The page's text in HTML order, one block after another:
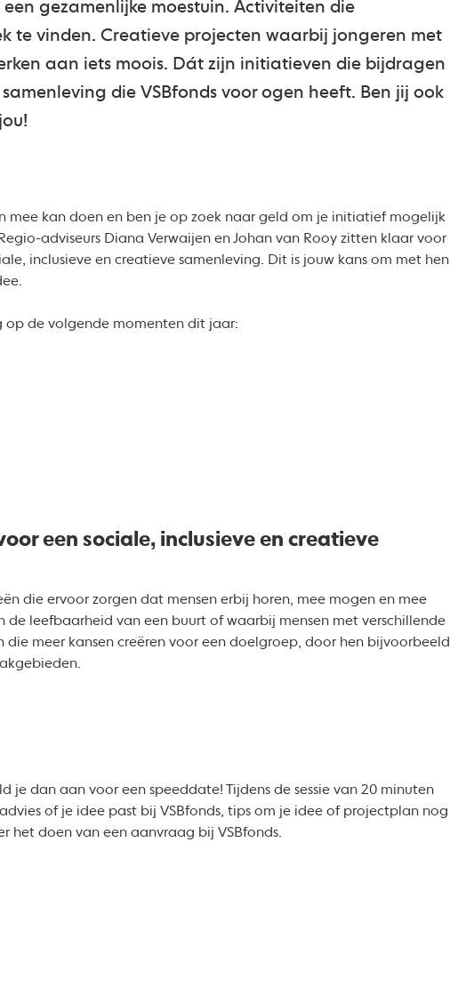
gezamenlijke moestuin. Activiteiten die
te vinden. Creatieve projecten waarbij jongeren met
aan iets moois. Dát zijn initiatieven die bijdragen
die VSBfonds voor ogen heeft. Ben jij ook
mee kan doen en ben je op zoek naar geld om je initiatief mogelijk
adviseurs Diana Verwaijen en Johan van Rooy zitten klaar voor
inclusieve en creatieve samenleving. Dit is jouw kans om met hen
op de volgende momenten dit jaar:
een sociale, inclusieve en creatieve
die ervoor zorgen dat mensen erbij horen, mee mogen en mee
de leefbaarheid van een buurt of waarbij mensen met verschillende
meer kansen creëren voor een doelgroep, door hen bijvoorbeeld
je dan aan voor een speeddate! Tijdens de sessie van 20 minuten
of je idee past bij VSBfonds, tips om je idee of projectplan nog
het doen van een aanvraag bij VSBfonds.